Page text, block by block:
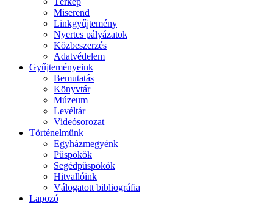
Miserend
Linkgyűjtemény
Nyertes pályázatok
Közbeszerzés
Adatvédelem
Gyűjteményeink
Bemutatás
Könyvtár
Múzeum
Levéltár
Videósorozat
Történelmünk
Egyházmegyénk
Püspökök
Segédpüspökök
Hitvallóink
Válogatott bibliográfia
Lapozó